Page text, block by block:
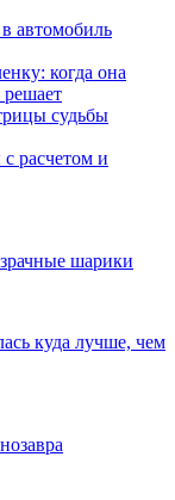
автомобиль
когда она
решает
судьбы
расчетом и
шарики
куда лучше, чем